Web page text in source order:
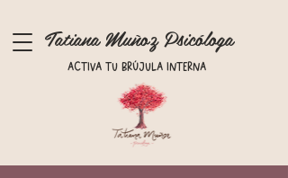
Tatiana Muñoz Psicóloga
Activa tu brújula interna